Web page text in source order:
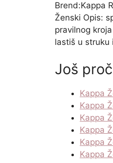
Brend:Kappa
Ženski Opis:
pravilnog
lastiš u struku
Još
Kappa
Kappa
Kappa
Kappa
Kappa
Kappa